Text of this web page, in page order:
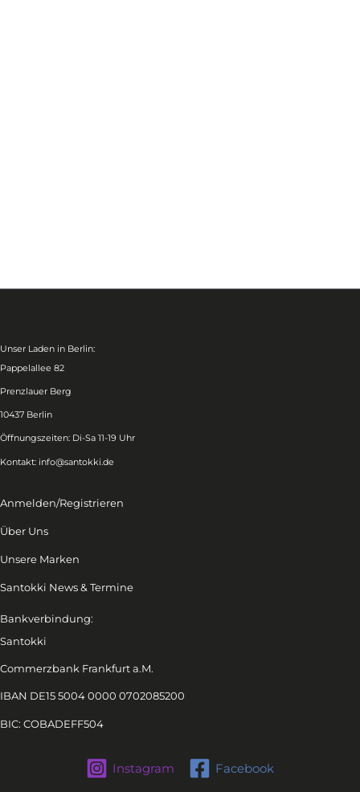
Unser Laden in Berlin:
Pappelallee 82
Prenzlauer Berg
10437 Berlin
Öffnungszeiten: Di-Sa 11-19 Uhr
Kontakt: info@santokki.de
Anmelden/Registrieren
Über Uns
Unsere Marken
Santokki News & Termine
Bankverbindung:
Santokki
Commerzbank Frankfurt a.M.
IBAN DE15 5004 0000 0702085200
BIC: COBADEFF504
Instagram Facebook